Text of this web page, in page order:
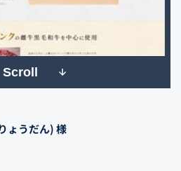
Scroll
ょうだん) 様